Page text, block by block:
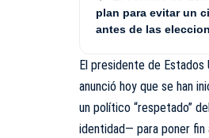
plan para evitar un
antes de las
El presidente de Estados
anunció hoy que se han
un político “respetado”
identidad— para poner fin